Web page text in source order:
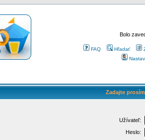
Bolo
FAQ Hľadať
Zadajte
Užívateľ:
Heslo: